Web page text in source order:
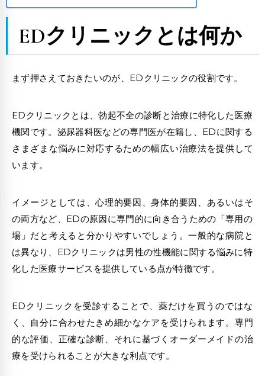
EDクリニックとは何か
まず押さえておきたいのが、EDクリニックの役割です。
EDクリニックとは、勃起不全の診断と治療に特化した医療
機関です。泌尿器科医などの専門医が在籍し、EDに関する
さまざまな悩みに対応するための幅広い治療法を提供して
います。
イメージとしては、心理的要因、身体的要因、あるいはそ
の両方など、EDの原因に専門的に向き合うための「専用の
場」だと考えると分かりやすいでしょう。一般的な病院と
は異なり、EDクリニックは男性の性機能に関する悩みに特
化した医療サービスを提供している点が特徴です。
EDクリニックを受診することで、薬だけを買うのではな
く、自分に合わせたきめ細かなケアを受けられます。専門
的な評価、正確な診断、それに基づくオーダーメイドの治
療を受けられることが大きな利点です。